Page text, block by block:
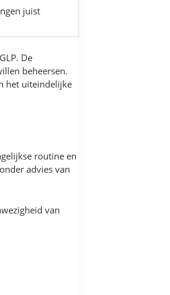
juist
De
beheersen.
het uiteindelijke
routine en
advies van
van